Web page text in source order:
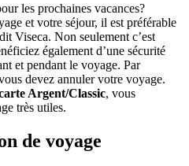
les prochaines vacances?
et votre séjour, il est préférable
Viseca. Non seulement c’est
également d’une sécurité
et pendant le voyage. Par
devez annuler votre voyage.
Argent/Classic, vous
très utiles.
de voyage